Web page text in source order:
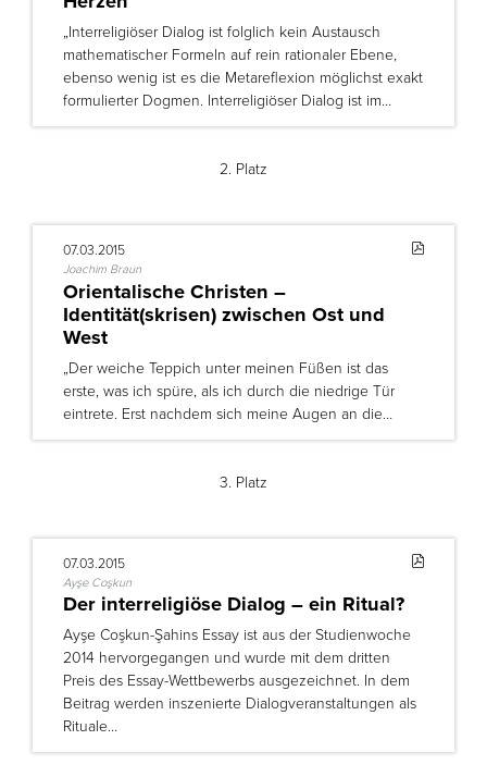
„Interreligiöser Dialog ist folglich kein Austausch
mathematischer Formeln auf rein rationaler Ebene,
ebenso wenig ist es die Metareflexion möglichst exakt
formulierter Dogmen. Interreligiöser Dialog ist im…
2. Platz
07.03.2015
Joachim Braun
Orientalische Christen –
Identität(skrisen) zwischen Ost und
West
„Der weiche Teppich unter meinen Füßen ist das
erste, was ich spüre, als ich durch die niedrige Tür
eintrete. Erst nachdem sich meine Augen an die…
3. Platz
07.03.2015
Ayşe Coşkun
Der interreligiöse Dialog – ein Ritual?
Ayşe Coşkun-Şahins Essay ist aus der Studienwoche
2014 hervorgegangen und wurde mit dem dritten
Preis des Essay-Wettbewerbs ausgezeichnet. In dem
Beitrag werden inszenierte Dialogveranstaltungen als
Rituale…